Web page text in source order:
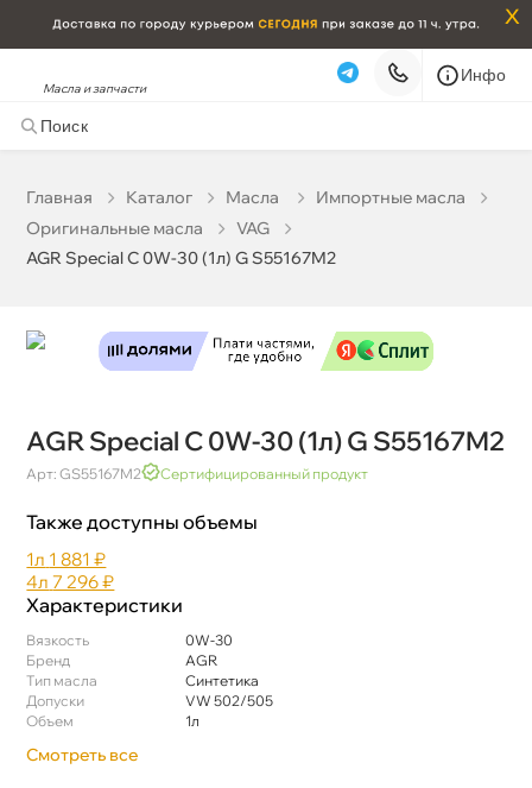
x
Масла и запчасти
Инфо
Главная Катало Масла
Импортные масла
Оригинальные масла
VAG
AGR Special C 0W-30 (1л) G S55167M2
AGR Special C 0W-30 (1л) G S55167M2
Арт: GS55167M2 Сертифицированный продукт
Также доступны объемы
1л 1 881 ₽
4л 7 296 ₽
Характеристики
язкость
0W-30
Бренд
AGR
Тип масла
Синтетика
Допуски
VW 502/505
Объем
1л
Смотреть все
Бесплатная Сегодня, 06.08 (при заказе от 2000₽)
Самовывоз